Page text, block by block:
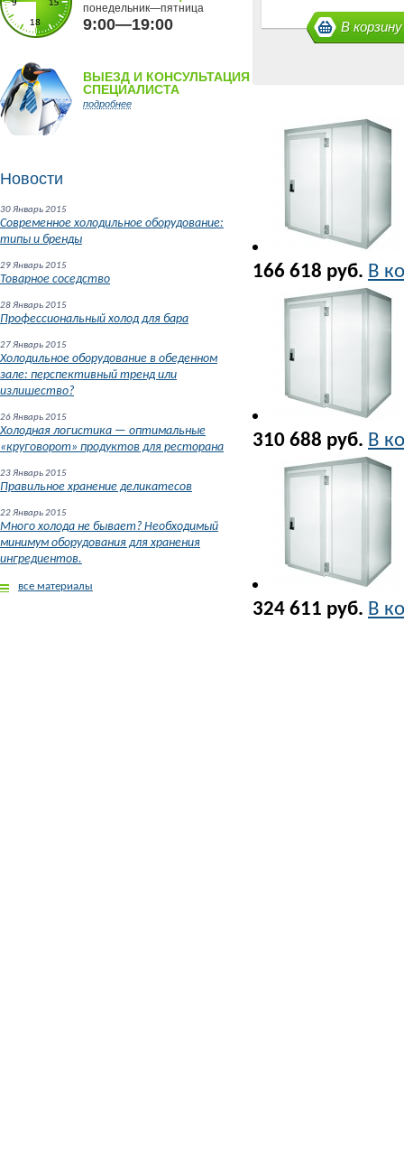
В корзину
166 618 руб. В
310 688 руб. В
324 611 руб. В
понедельник—пятница
9:00—19:00
ВЫЕЗД И КОНСУЛЬТАЦИЯ
СПЕЦИАЛИСТА
подробнее
Новости
30 Январь 2015
Современное холодильное оборудование:
типы и бренды
29 Январь 2015
Товарное соседство
28 Январь 2015
Профессиональный холод для бара
27 Январь 2015
Холодильное оборудование в обеденном
зале: перспективный тренд или
излишество?
26 Январь 2015
Холодная логистика — оптимальные
«круговорот» продуктов для ресторана
23 Январь 2015
Правильное хранение деликатесов
22 Январь 2015
Много холода не бывает? Необходимый
минимум оборудования для хранения
ингредиентов.
все материалы